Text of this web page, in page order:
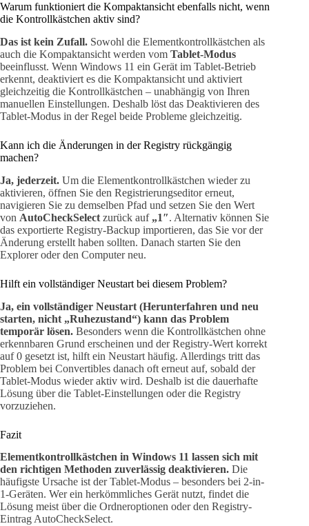
Warum funktioniert die Kompaktansicht ebenfalls nicht, wenn
die Kontrollkästchen aktiv sind?
Das ist kein Zufall. Sowohl die Elementkontrollkästchen als
auch die Kompaktansicht werden vom Tablet-Modus
beeinflusst. Wenn Windows 11 ein Gerät im Tablet-Betrieb
erkennt, deaktiviert es die Kompaktansicht und aktiviert
gleichzeitig die Kontrollkästchen – unabhängig von Ihren
manuellen Einstellungen. Deshalb löst das Deaktivieren des
Tablet-Modus in der Regel beide Probleme gleichzeitig.
Kann ich die Änderungen in der Registry rückgängig
machen?
Ja, jederzeit. Um die Elementkontrollkästchen wieder zu
aktivieren, öffnen Sie den Registrierungseditor erneut,
navigieren Sie zu demselben Pfad und setzen Sie den Wert
von AutoCheckSelect zurück auf „1″. Alternativ können Sie
das exportierte Registry-Backup importieren, das Sie vor der
Änderung erstellt haben sollten. Danach starten Sie den
Explorer oder den Computer neu.
Hilft ein vollständiger Neustart bei diesem Problem?
Ja, ein vollständiger Neustart (Herunterfahren und neu
starten, nicht „Ruhezustand“) kann das Problem
temporär lösen. Besonders wenn die Kontrollkästchen ohne
erkennbaren Grund erscheinen und der Registry-Wert korrekt
auf 0 gesetzt ist, hilft ein Neustart häufig. Allerdings tritt das
Problem bei Convertibles danach oft erneut auf, sobald der
Tablet-Modus wieder aktiv wird. Deshalb ist die dauerhafte
Lösung über die Tablet-Einstellungen oder die Registry
vorzuziehen.
Fazit
Elementkontrollkästchen in Windows 11 lassen sich mit
den richtigen Methoden zuverlässig deaktivieren. Die
häufigste Ursache ist der Tablet-Modus – besonders bei 2-in-
1-Geräten. Wer ein herkömmliches Gerät nutzt, findet die
Lösung meist über die Ordneroptionen oder den Registry-
Eintrag AutoCheckSelect.